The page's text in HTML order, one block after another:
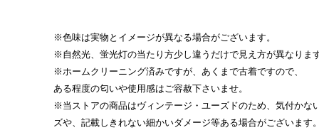
※色味は実物とイメージが異なる場合がございます。
※自然光、蛍光灯の当たり方少し違うだけで見え方が異なりま
※ホームクリーニング済みですが、あくまで古着ですので、
ある程度の匂いや使用感はご容赦下さいませ。
※当ストアの商品はヴィンテージ・ユーズドのため、気付かな
ズや、記載しきれない細かいダメージ等ある場合がございます